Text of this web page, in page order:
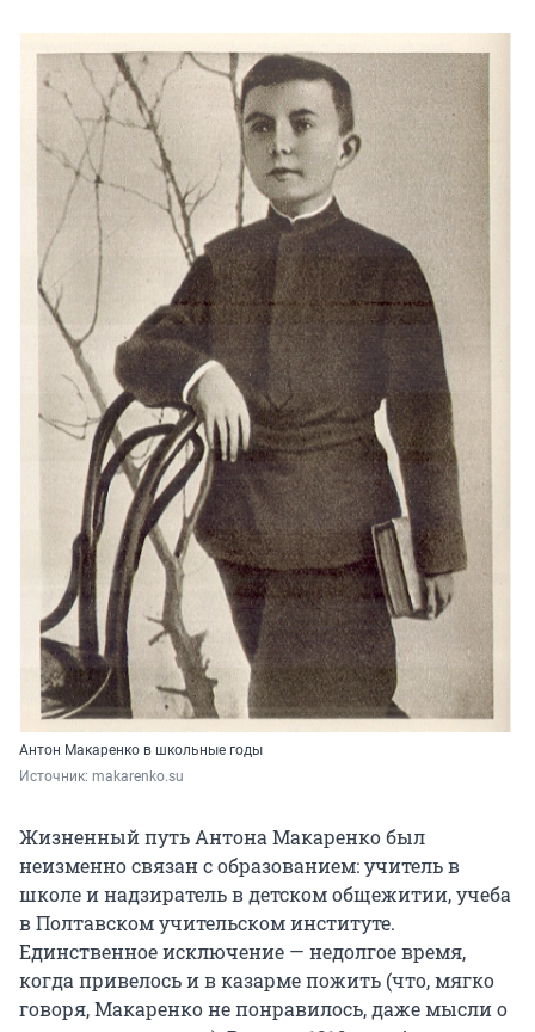
Антон Макаренко в школьные годы
Источник: makarenko.su
Жизненный путь Антона Макаренко был
неизменно связан с образованием: учитель в
школе и надзиратель в детском общежитии, учеба
в Полтавском учительском институте.
Единственное исключение — недолгое время,
когда привелось и в казарме пожить (что, мягко
говоря, Макаренко не понравилось, даже мысли о